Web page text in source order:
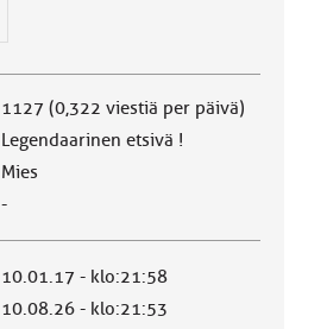
1127 (0,322 viestiä per päivä)
Legendaarinen etsivä !
Mies
-
10.01.17 - klo:21:58
10.08.26 - klo:21:53